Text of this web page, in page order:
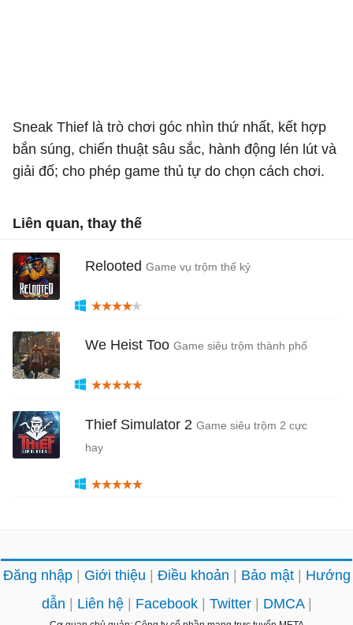
Sneak Thief là trò chơi góc nhìn thứ nhất, kết hợp
bắn súng, chiến thuật sâu sắc, hành động lén lút và
giải đố; cho phép game thủ tự do chọn cách chơi.
Liên quan, thay thế
Relooted Game vụ trộm thế kỷ
We Heist Too Game siêu trộm thành phố
Thief Simulator 2 Game siêu trộm 2 cực
hay
Đăng nhập Giới thiệu Điều khoản Bảo mật
Hướng
dẫn
Liên hệ Facebook Twitter DMCA